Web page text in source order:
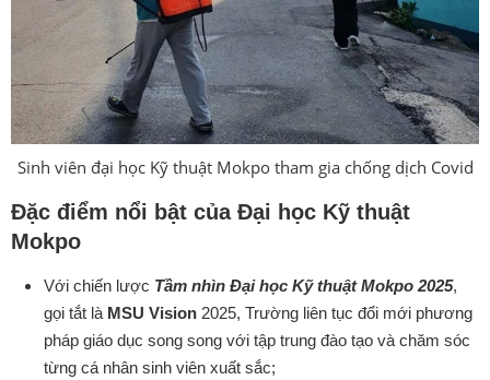
Sinh viên đại học Kỹ thuật Mokpo tham gia chống dịch Covid
Đặc điểm nổi bật của Đại học Kỹ thuật
Mokpo
Với chiến lược Tầm nhìn Đại học Kỹ thuật Mokpo 2025,
gọi tắt là MSU Vision 2025, Trường liên tục đổi mới phương
pháp giáo dục song song với tập trung đào tạo và chăm sóc
từng cá nhân sinh viên xuất sắc;